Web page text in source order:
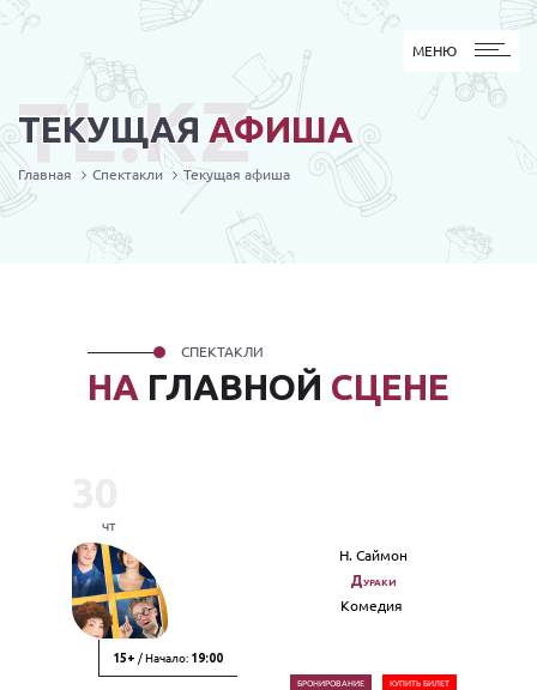
МЕНЮ
МЕНЮ
ТЕКУЩАЯ АФИША
TL.KZ
Главная Спектакли Текущая афиша
НА ГЛАВНОЙ СЦЕНЕ
СПЕКТАКЛИ
чт
15+ / Начало: 19:00
Н. Саймон
Дураки
Комедия
БРОНИРОВАНИЕ КУПИТЬ БИЛЕТ